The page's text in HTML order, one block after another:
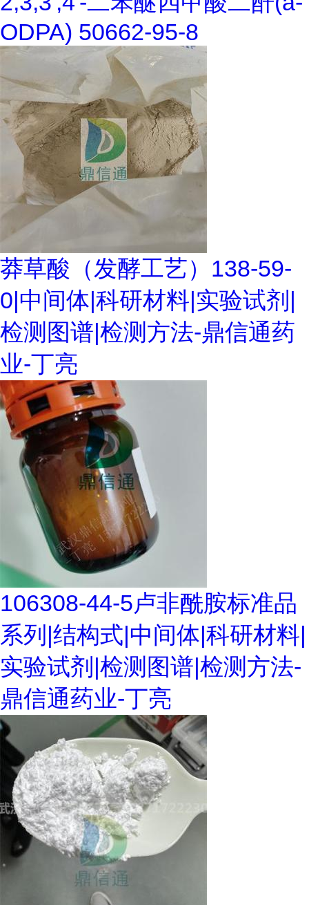
ODPA) 50662-95-8
莽草酸（发酵工艺）138-59-
0|中间体|科研材料|实验试剂|
检测图谱|检测方法-鼎信通药
业-丁亮
106308-44-5卢非酰胺标准品
系列|结构式|中间体|科研材料|
实验试剂|检测图谱|检测方法-
鼎信通药业-丁亮